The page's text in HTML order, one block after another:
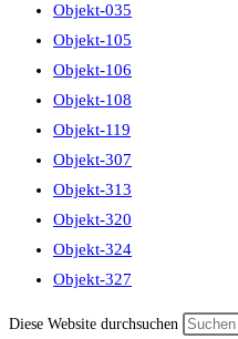
Objekt-035
Objekt-105
Objekt-106
Objekt-108
Objekt-119
Objekt-307
Objekt-313
Objekt-320
Objekt-324
Objekt-327
Diese Website durchsuchen